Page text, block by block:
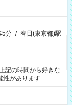
5分 / 春日(東京都)駅
性があります